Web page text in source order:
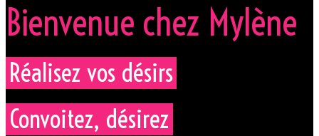
Bienvenue chez Mylène
Réalisez vos désirs
Convoitez, désirez